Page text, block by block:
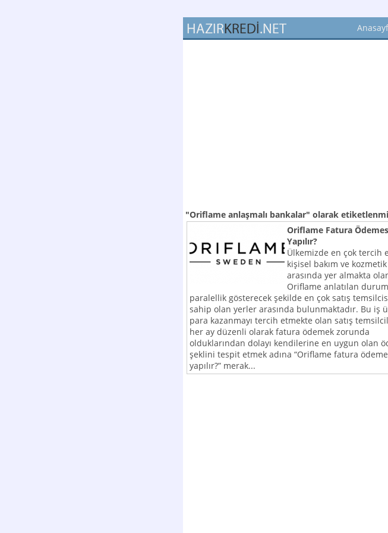
"Oriflame anlaşmalı bankalar" olarak
Oriflame Fatura
Yapılır?
Ülkemizde en çok tercih
kişisel bakım ve
arasında yer almakta
Oriflame anlatılan
paralellik gösterecek şekilde en çok satış
sahip olan yerler arasında bulunmaktadır. Bu iş
para kazanmayı tercih etmekte olan satış
her ay düzenli olarak fatura ödemek zorunda
olduklarından dolayı kendilerine en uygun olan
şeklini tespit etmek adına “Oriflame fatura
yapılır?” merak...